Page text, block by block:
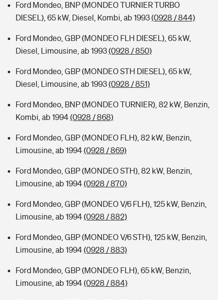
Ford Mondeo, BNP (MONDEO TURNIER TURBO
DIESEL), 65 kW, Diesel, Kombi, ab 1993(0928 / 844)
Ford Mondeo, GBP (MONDEO FLH DIESEL), 65 kW,
Diesel, Limousine, ab 1993(0928 / 850)
Ford Mondeo, GBP (MONDEO STH DIESEL), 65 kW,
Diesel, Limousine, ab 1993(0928 / 851)
Ford Mondeo, BNP (MONDEO TURNIER), 82 kW, Benzin,
Kombi, ab 1994(0928 / 868)
Ford Mondeo, GBP (MONDEO FLH), 82 kW, Benzin,
Limousine, ab 1994(0928 / 869)
Ford Mondeo, GBP (MONDEO STH), 82 kW, Benzin,
Limousine, ab 1994(0928 / 870)
Ford Mondeo, GBP (MONDEO V/6 FLH), 125 kW, Benzin,
Limousine, ab 1994(0928 / 882)
Ford Mondeo, GBP (MONDEO V/6 STH), 125 kW, Benzin,
Limousine, ab 1994(0928 / 883)
Ford Mondeo, GBP (MONDEO FLH), 65 kW, Benzin,
Limousine, ab 1994(0928 / 884)